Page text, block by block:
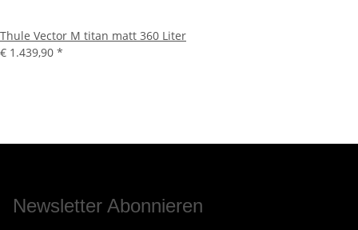
Thule Vector M titan matt 360 Liter
€ 1.439,90 *
Newsletter Abonnieren